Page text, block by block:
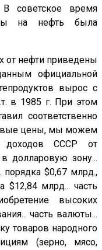
советское время
на нефть была
от нефти приведены
официальной
вырос с
в 1985 г. При этом
соответственно
цены, мы можем
доходов СССР от
долларовую зону...
порядка $0,67 млрд.,
$12,84 млрд... часть
высоких
часть валюты...
товаров народного
(зерно, мясо,